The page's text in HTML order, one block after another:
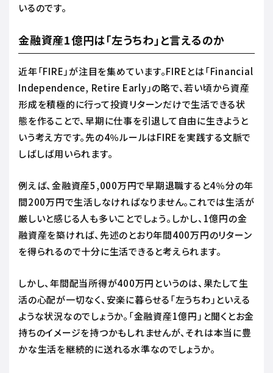
いるのです。
金融資産1億円は「左うちわ」と言えるのか
近年「FIRE」が注目を集めています。FIREとは「Financial
Independence, Retire Early」の略で、若い頃から資産
形成を積極的に行って投資リターンだけで生活できる状
態を作ることで、早期に仕事を引退して自由に生きようと
いう考え方です。先の4％ルールはFIREを実践する文脈で
しばしば用いられます。
例えば、金融資産5,000万円で早期退職すると4％分の年
間200万円で生活しなければなりません。これでは生活が
厳しいと感じる人も多いことでしょう。しかし、1億円の金
融資産を築ければ、先述のとおり年間400万円のリターン
を得られるので十分に生活できると考えられます。
しかし、年間配当所得が400万円というのは、果たして生
活の心配が一切なく、安楽に暮らせる「左うちわ」といえる
ような状況なのでしょうか。「金融資産1億円」と聞くとお金
持ちのイメージを持つかもしれませんが、それは本当に豊
かな生活を継続的に送れる水準なのでしょうか。